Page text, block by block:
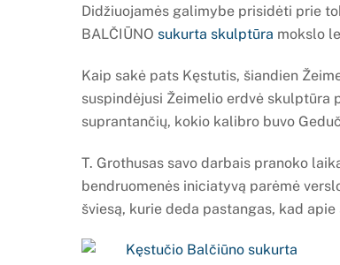
Didžiuojamės galimybe prisidėti prie
BALČIŪNO sukurta skulptūra mokslo
Kaip sakė pats Kęstutis, šiandien
suspindėjusi Žeimelio erdvė skulptūra
suprantančių, kokio kalibro buvo
T. Grothusas savo darbais pranoko
bendruomenės iniciatyvą parėmė
šviesą, kurie deda pastangas, kad